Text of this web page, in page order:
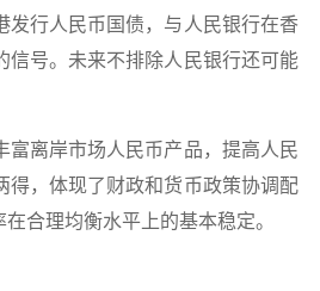
行人民币国债，与人民银行在香
信号。未来不排除人民银行还可能
离岸市场人民币产品，提高人民
得，体现了财政和货币政策协调配
合理均衡水平上的基本稳定。